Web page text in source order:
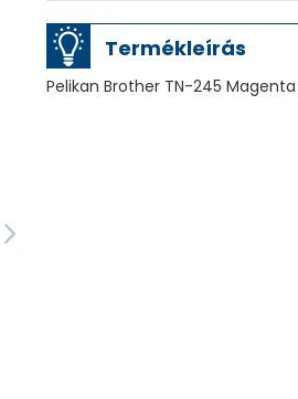
Termékleírás
Pelikan Brother TN-245